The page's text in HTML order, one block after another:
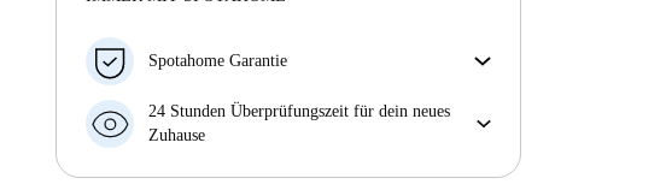
Spotahome Garantie
Falls der Vermieter deine Buchung kurzfristig
storniert, werden wir dir entweder A) ein Hotel
finden oder B) den gezahlten Betrag vollständig
24 Stunden Überprüfungszeit für dein neues
Zuhause